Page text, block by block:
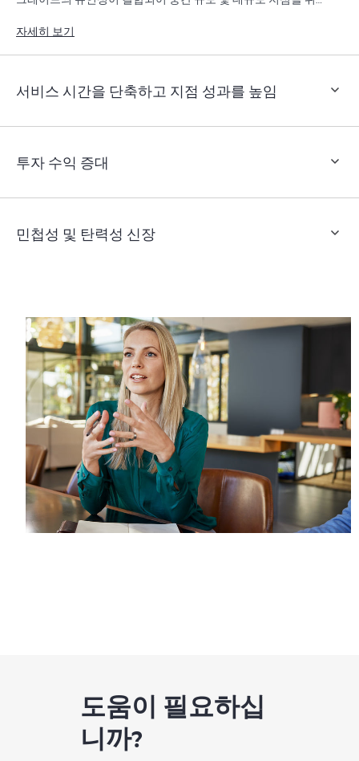
자세히 보기
서비스 시간을 단축하고 지점 성과를 높임
투자 수익 증대
민첩성 및 탄력성 신장
도움이 필요하십
니까?